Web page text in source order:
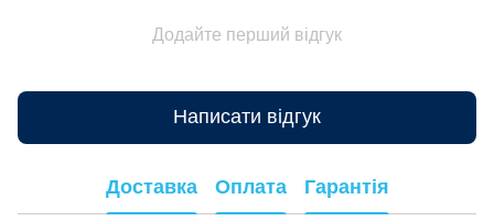
Додайте перший відгук
Написати відгук
Доставка Оплата Гарантія